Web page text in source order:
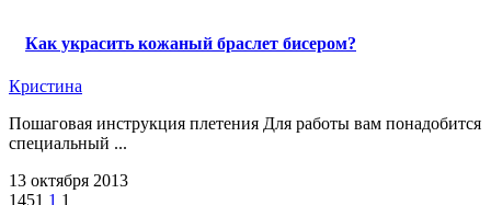
Как украсить кожаный браслет бисером?
Кристина
Пошаговая инструкция плетения Для работы вам понадобится
специальный ...
13 октября 2013
1451 1 1